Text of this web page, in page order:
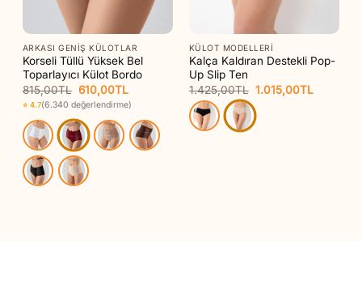
ARKASI GENIŞ KÜLOTLAR
Korseli Tüllü Yüksek Bel
Toparlayıcı Külot Bordo
815,00TL Orijinal
fiyat:
815,00TL.
610,00TL
andaki
fiyat:
610,00TL.
⭐ 4.7(6.340 değerlendirme)
KÜLOT MODELLERI
Kalça Kaldıran Destekli Pop-
Up Slip Ten
1.425,00TL Orijinal
1.425,00TL.
1.015,00TL